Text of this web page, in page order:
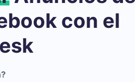
con el